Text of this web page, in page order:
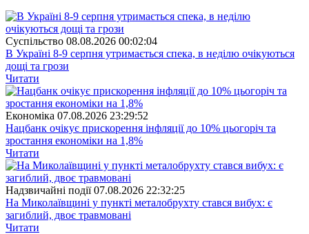
Суспiльство 08.08.2026 00:02:04
В Україні 8-9 серпня утримається спека, в неділю очікуються
дощі та грози
Читати
Економіка 07.08.2026 23:29:52
Нацбанк очікує прискорення інфляції до 10% цьогоріч та
зростання економіки на 1,8%
Читати
Надзвичайні події 07.08.2026 22:32:25
На Миколаївщині у пункті металобрухту стався вибух: є
загиблий, двоє травмовані
Читати